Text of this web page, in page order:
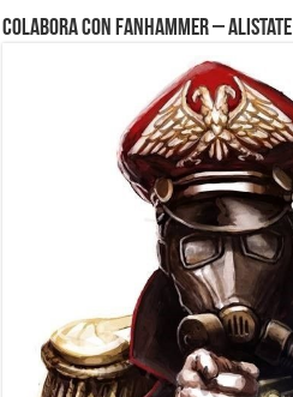
Colabora con FanHammer – Alistate